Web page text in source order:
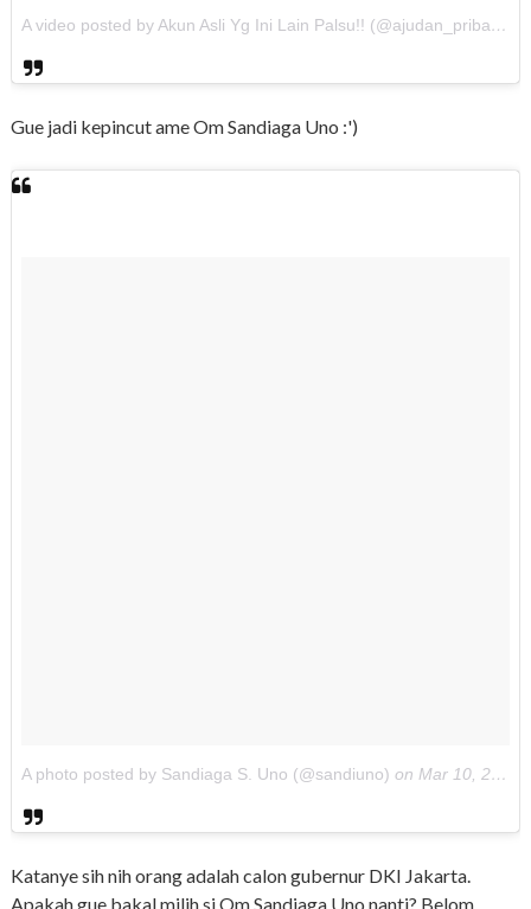
A video posted by Akun Asli Yg Ini Lain Palsu!! (@ajudan_pribadi)
Gue jadi kepincut ame Om Sandiaga Uno :')
A photo posted by Sandiaga S. Uno (@sandiuno) on Mar 10, 2016 at 5:42pm PST
Katanye sih nih orang adalah calon gubernur DKI Jakarta.
Apakah gue bakal milih si Om Sandiaga Uno nanti? Belom